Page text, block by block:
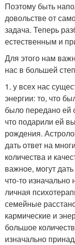
Поэтому быть
довольстве от
задача. Теперь
естественным и
Для этого нам
нас в большей
1. у всех нас
энергии: то, что
было передано ей
что подарили ей
рождения.
дать ответ на
количества и
важное, могут
что-то
личная
семейные
кармические и
большое
изначально